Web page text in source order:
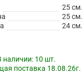
25 см.
25 см.
24 см.
наличии: 10 шт.
поставка 18.08.26г.